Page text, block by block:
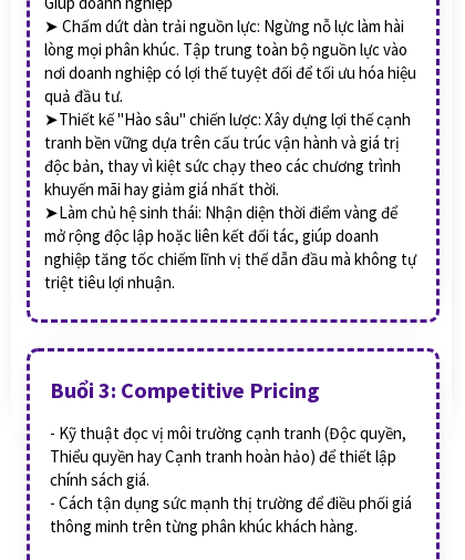
- Kỹ thuật đọc vị môi trường cạnh tranh (Độc quyền,
Thiểu quyền hay Cạnh tranh hoàn hảo) để thiết lập
chính sách giá.
- Cách tận dụng sức mạnh thị trường để điều phối giá
thông minh trên từng phân khúc khách hàng.
Buổi 3: Competitive Pricing
➤ Chấm dứt dàn trải nguồn lực: Ngừng nỗ lực làm hài
lòng mọi phân khúc. Tập trung toàn bộ nguồn lực vào
nơi doanh nghiệp có lợi thế tuyệt đối để tối ưu hóa hiệu
quả đầu tư.
➤Thiết kế "Hào sâu" chiến lược: Xây dựng lợi thế cạnh
tranh bền vững dựa trên cấu trúc vận hành và giá trị
độc bản, thay vì kiệt sức chạy theo các chương trình
khuyến mãi hay giảm giá nhất thời.
➤Làm chủ hệ sinh thái: Nhận diện thời điểm vàng để
mở rộng độc lập hoặc liên kết đối tác, giúp doanh
nghiệp tăng tốc chiếm lĩnh vị thế dẫn đầu mà không tự
triệt tiêu lợi nhuận.